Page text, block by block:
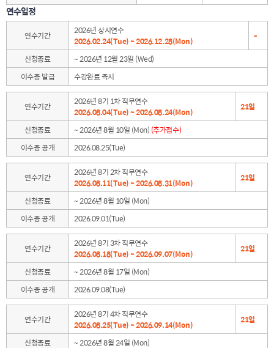
연수일정
연수기간
2026년 상시연수
2026.02.24(Tue) ~ 2026.12.28(Mon)
-
신청종료
~ 2026년 12월 23일 (Wed)
이수증 발급
수강완료 즉시
연수기간
2026년 8기 1차 직무연수
2026.08.04(Tue) ~ 2026.08.24(Mon)
21일
신청종료 ~ 2026년 8월 10일 (Mon) (추가접수)
이수증 공개
2026.08.25(Tue)
연수기간
2026년 8기 2차 직무연수
2026.08.11(Tue) ~ 2026.08.31(Mon)
21일
신청종료
~ 2026년 8월 10일 (Mon)
이수증 공개
2026.09.01(Tue)
연수기간
2026년 8기 3차 직무연수
2026.08.18(Tue) ~ 2026.09.07(Mon)
21일
신청종료
~ 2026년 8월 17일 (Mon)
이수증 공개
2026.09.08(Tue)
연수기간
2026년 8기 4차 직무연수
2026.08.25(Tue) ~ 2026.09.14(Mon)
21일
신청종료
~ 2026년 8월 24일 (Mon)